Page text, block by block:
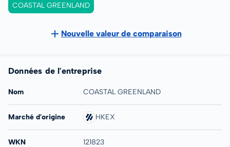
COASTAL GREENLAND
Nouvelle valeur de comparaison
Données de l'entreprise
Nom COASTAL GREENLAND
Marché d'origine HKEX
WKN 121823